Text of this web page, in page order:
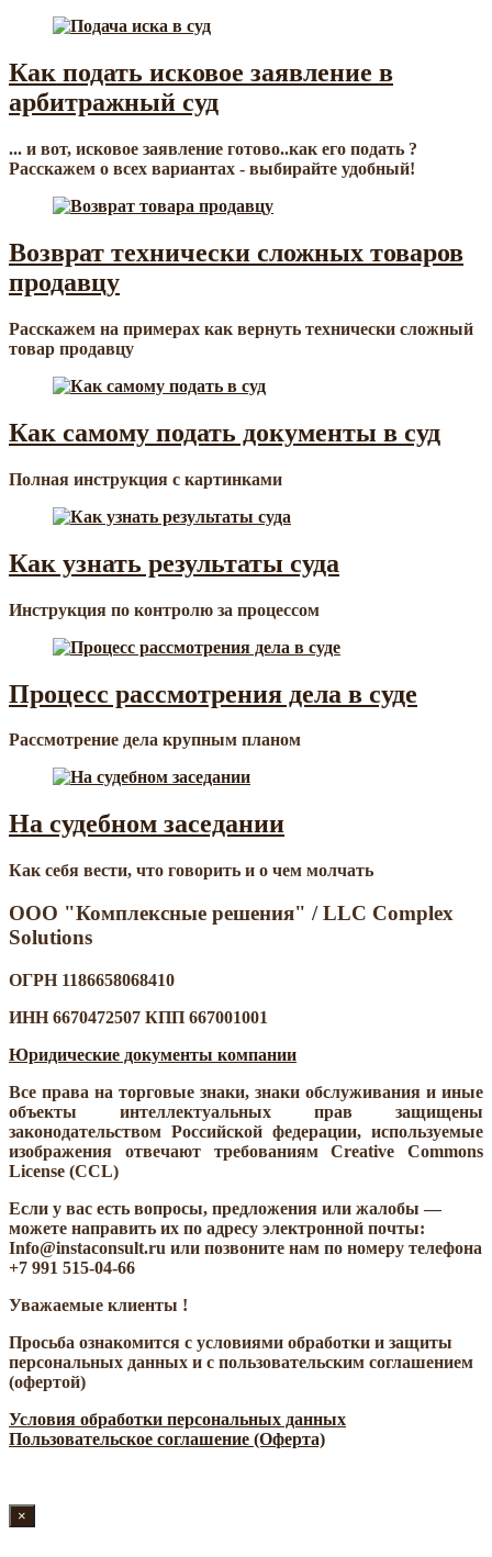
Как подать исковое заявление в
арбитражный суд
... и вот, исковое заявление готово..как его подать ?
Расскажем о всех вариантах - выбирайте удобный!
Возврат технически сложных товаров
продавцу
Расскажем на примерах как вернуть технически сложный
товар продавцу
Как самому подать документы в суд
Полная инструкция с картинками
Как узнать результаты суда
Инструкция по контролю за процессом
Процесс рассмотрения дела в суде
Рассмотрение дела крупным планом
На судебном заседании
Как себя вести, что говорить и о чем молчать
ООО "Комплексные решения" / LLC Complex
Solutions
ОГРН 1186658068410
ИНН 6670472507 КПП 667001001
Юридические документы компании
Все права на торговые знаки, знаки обслуживания и иные
объекты интеллектуальных прав защищены
законодательством Российской федерации, используемые
изображения отвечают требованиям Creative Commons
License (CCL)
Если у вас есть вопросы, предложения или жалобы —
можете направить их по адресу электронной почты:
Info@instaconsult.ru или позвоните нам по номеру телефона
+7 991 515-04-66
Уважаемые клиенты !
Просьба ознакомится с условиями обработки и защиты
персональных данных и с пользовательским соглашением
(офертой)
Условия обработки персональных данных
Пользовательское соглашение (Оферта)
×